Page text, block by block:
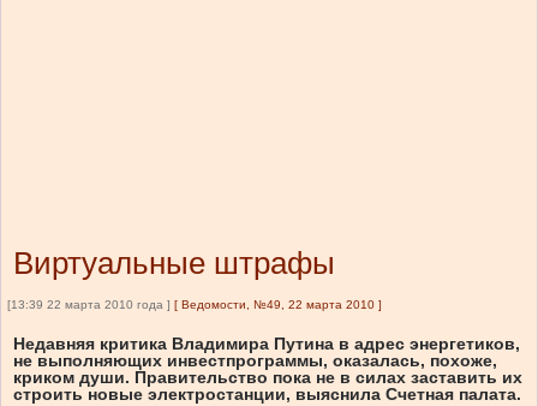
Виртуальные штрафы
[13:39 22 марта 2010 года ] [ Ведомости, №49, 22 марта 2010 ]
Недавняя критика Владимира Путина в адрес энергетиков,
не выполняющих инвестпрограммы, оказалась, похоже,
криком души. Правительство пока не в силах заставить их
строить новые электростанции, выяснила Счетная палата.